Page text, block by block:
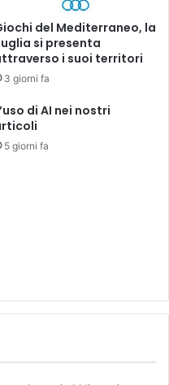
del Mediterraneo, la
si presenta
i suoi territori
3 giorni fa
di AI nei nostri
5 giorni fa